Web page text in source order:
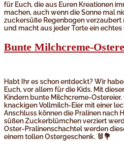
für Euch, die aus Euren Kreationen
machen, auch wenn die Sonne mal
zuckersüße Regenbogen verzaubert
und macht aus jeder Torte ein
Bunte Milchcreme-
Habt Ihr es schon entdeckt? Wir
Euch, vor allem für die Kids. Mit
Kindern bunte Milchcreme-
knackigen Vollmilch-Eier mit einer
Anschluss können die Pralinen nach
süßen Zuckerblümchen verziert
Oster-Pralinenschachtel werden
einem tollen Ostergeschenk. 🐰💐